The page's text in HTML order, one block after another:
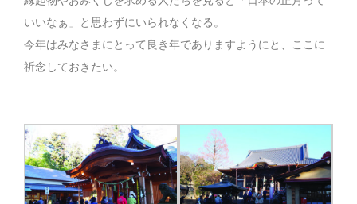
いいなぁ」と思わずにいられなくなる。
今年はみなさまにとって良き年でありますようにと、ここに
祈念しておきたい。